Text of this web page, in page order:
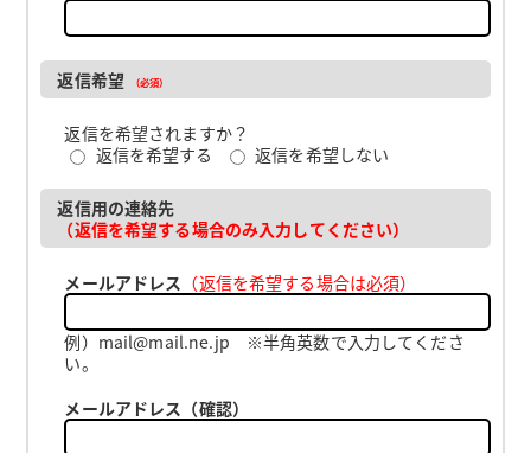
返信希望 （必須）
返信を希望されますか？
返信を希望する
返信を希望しない
返信用の連絡先
（返信を希望する場合のみ入力してください）
メールアドレス （返信を希望する場合は必須）
例）mail@mail.ne.jp ※半角英数で入力してくださ
い。
メールアドレス（確認）